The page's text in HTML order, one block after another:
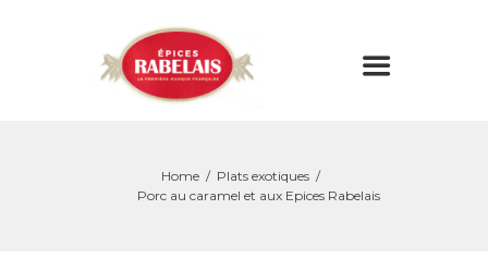
Home
Plats exotiques
Porc au caramel et aux Epices Rabelais